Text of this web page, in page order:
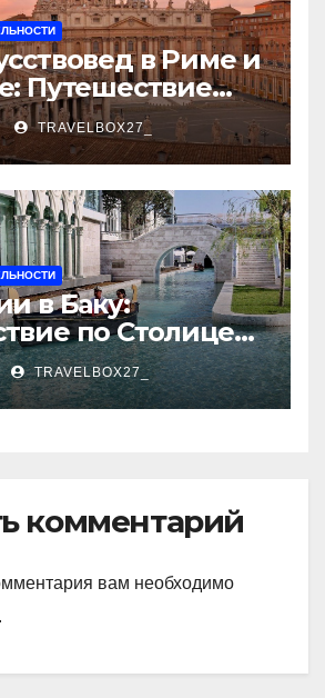
в Риме и
Путешествие
Искусства
TRAVELBOX27_
в Баку:
по Столице
TRAVELBOX27_
комментарий
вам необходимо
.